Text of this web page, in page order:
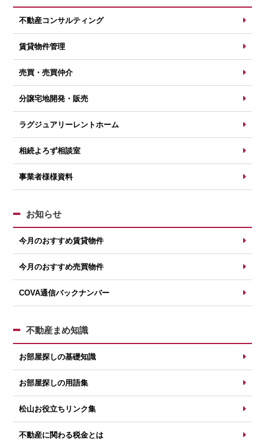
不動産コンサルティング
賃貸物件管理
売買・売買仲介
分譲宅地開発・販売
ラグジュアリーレントホーム
相続よろず相談室
事業者様様資料
お知らせ
今月のおすすめ賃貸物件
今月のおすすめ売買物件
COVA通信バックナンバー
不動産まめ知識
お部屋探しの基礎知識
お部屋探しの用語集
松山お役立ちリンク集
不動産に関わる税金とは